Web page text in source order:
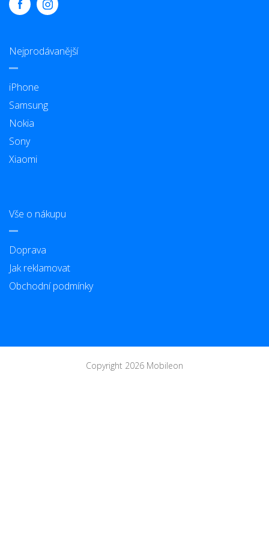
Nejprodávanější
iPhone
Samsung
Nokia
Sony
Xiaomi
Vše o nákupu
Doprava
Jak reklamovat
Obchodní podmínky
Copyright 2026 Mobileon